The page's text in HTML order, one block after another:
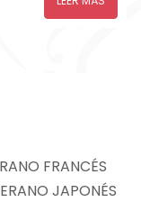
FRANCÉS
JAPONÉS